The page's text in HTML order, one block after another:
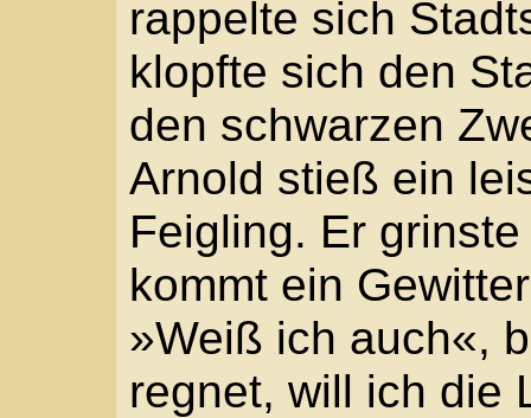
Kapitel 2
In der Schildergasse
zusammen, und die
Gestank dünstete
Modder, die
rutschten die Räder